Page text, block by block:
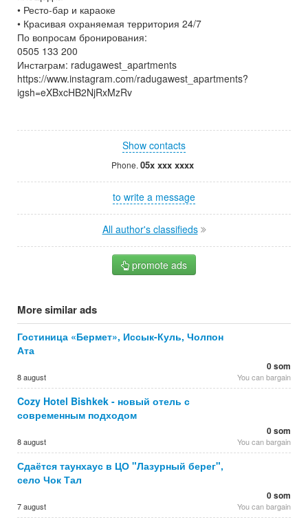
• Ресто-бар и караоке
• Красивая охраняемая территория 24/7
По вопросам бронирования:
0505 133 200
Инстаграм: radugawest_apartments
https://www.instagram.com/radugawest_apartments?
igsh=eXBxcHB2NjRxMzRv
Show contacts
Phone. 05x xxx xxxx
to write a message
All author's classifieds
promote ads
More similar ads
Гостиница «Бермет», Иссык-Куль, Чолпон
Ата
8 august
0 som
You can bargain
Cozy Hotel Bishkek - новый отель с
современным подходом
8 august
0 som
You can bargain
Сдаётся таунхаус в ЦО "Лазурный берег",
село Чок Тал
7 august
0 som
You can bargain